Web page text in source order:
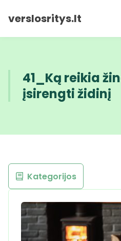
verslosritys.lt
41_Ką reikia
įsirengti židinį
Kategorijos